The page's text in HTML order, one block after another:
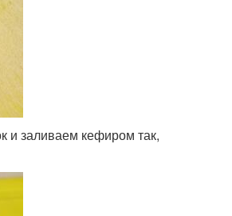
и заливаем кефиром так,